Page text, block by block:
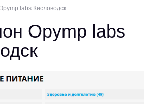
labs Кисловодск
Opymp labs